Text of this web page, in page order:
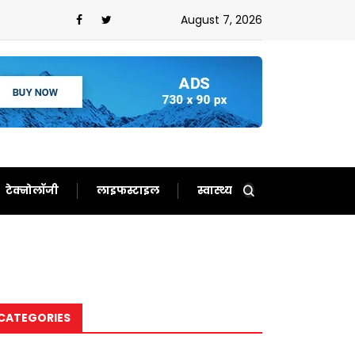
से बन गए दर्शकों का खास August 7, 2026
टेक्नोलॉजी लाइफस्टाइल स्वास्थ्य